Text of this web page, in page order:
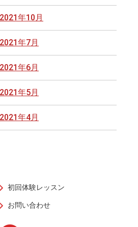
2021年10月
2021年7月
2021年6月
2021年5月
2021年4月
初回体験レッスン
お問い合わせ